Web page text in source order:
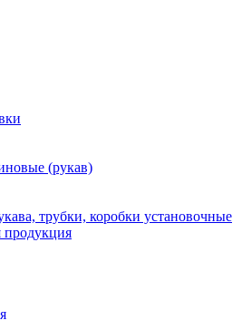
(рукав)
трубки, коробки установочные
продукция